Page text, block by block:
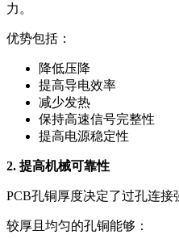
力。
优势包括：
降低压降
提高导电效率
减少发热
保持高速信号完整性
提高电源稳定性
2. 提高机械可靠性
PCB孔铜厚度决定了过孔连接
较厚且均匀的孔铜能够：